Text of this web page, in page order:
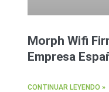
Morph Wifi
Empresa
CONTINUAR LEYENDO »